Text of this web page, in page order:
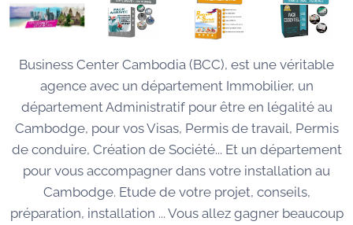
Business Center Cambodia (BCC), est une véritable
agence avec un département Immobilier, un
département Administratif pour être en légalité au
Cambodge, pour vos Visas, Permis de travail, Permis
de conduire, Création de Société... Et un département
pour vous accompagner dans votre installation au
Cambodge. Etude de votre projet, conseils,
préparation, installation ... Vous allez gagner beaucoup